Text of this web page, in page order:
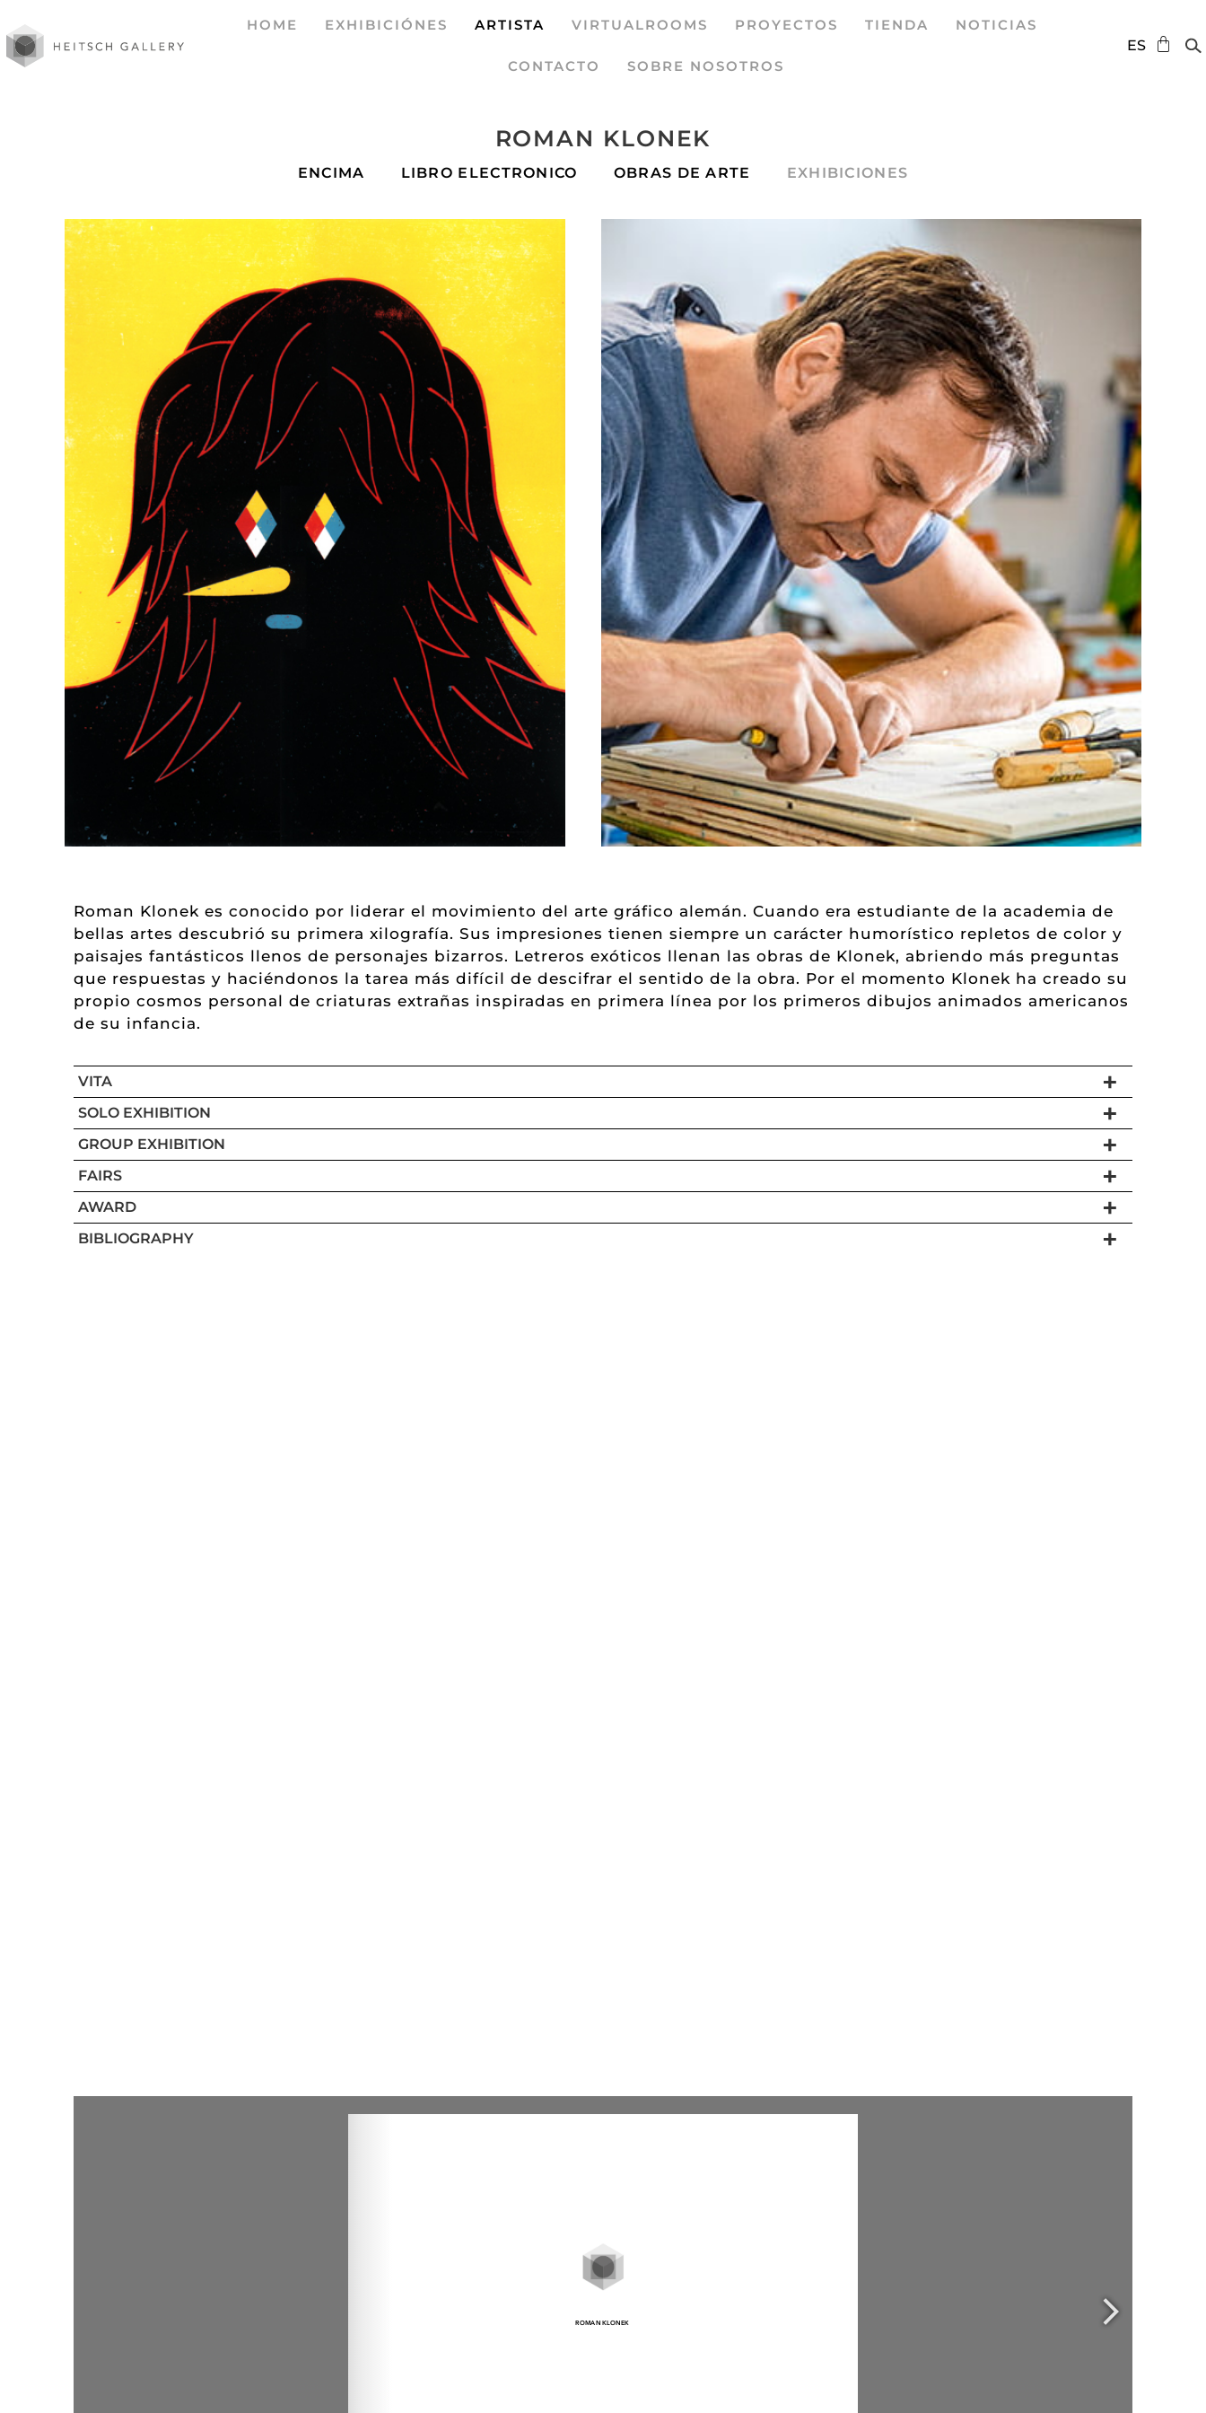
HOME EXHIBICIÓNES ARTISTA VIRTUALROOMS PROYECTOS TIENDA NOTICIAS
CONTACTO SOBRE NOSOTROS
ES
EN
ROMAN KLONEK
ENCIMA LIBRO ELECTRONICO OBRAS DE ARTE EXHIBICIONES
Roman Klonek es conocido por liderar el movimiento del arte gráfico alemán. Cuando era estudiante de la academia de
bellas artes descubrió su primera xilografía. Sus impresiones tienen siempre un carácter humorístico repletos de color y
paisajes fantásticos llenos de personajes bizarros. Letreros exóticos llenan las obras de Klonek, abriendo más preguntas
que respuestas y haciéndonos la tarea más difícil de descifrar el sentido de la obra. Por el momento Klonek ha creado su
propio cosmos personal de criaturas extrañas inspiradas en primera línea por los primeros dibujos animados americanos
de su infancia.
VITA
SOLO EXHIBITION
GROUP EXHIBITION
FAIRS
AWARD
BIBLIOGRAPHY